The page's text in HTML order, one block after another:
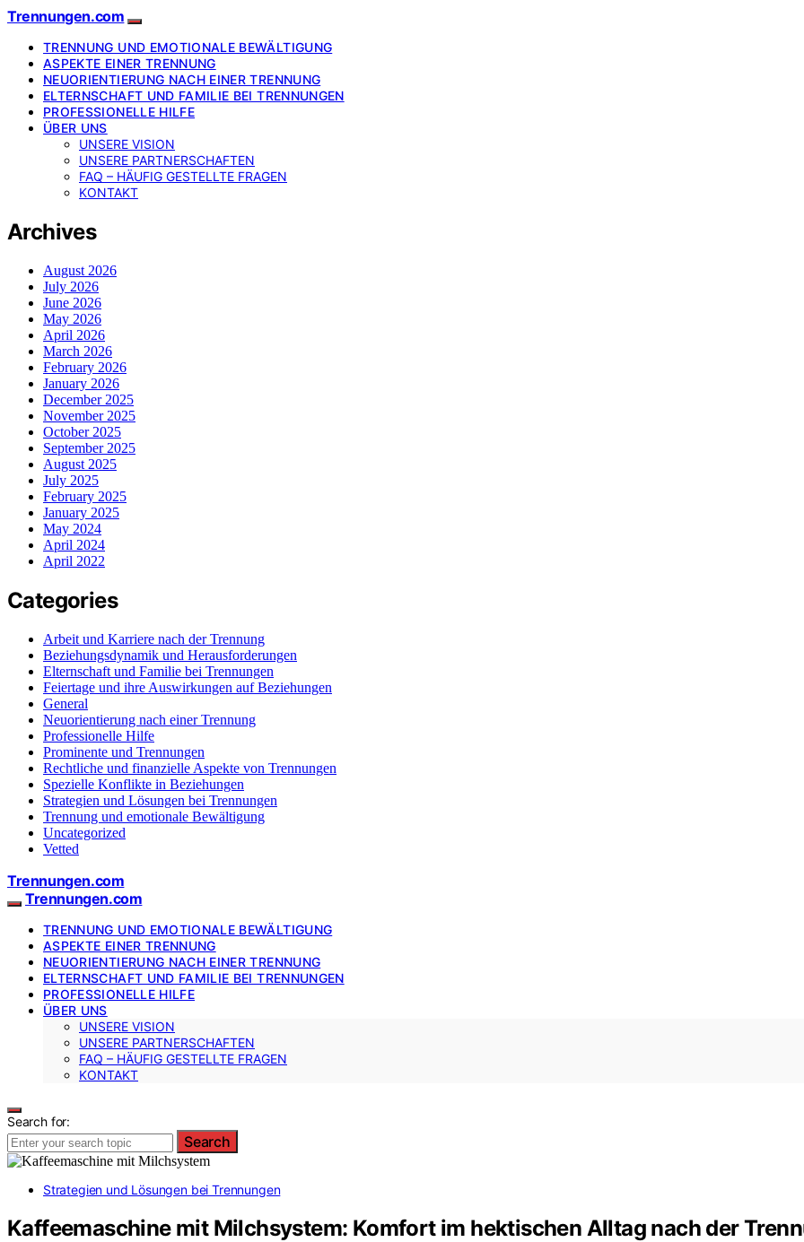
Trennungen.com
TRENNUNG UND EMOTIONALE BEWÄLTIGUNG
ASPEKTE EINER TRENNUNG
NEUORIENTIERUNG NACH EINER TRENNUNG
ELTERNSCHAFT UND FAMILIE BEI TRENNUNGEN
PROFESSIONELLE HILFE
ÜBER UNS
UNSERE VISION
UNSERE PARTNERSCHAFTEN
FAQ – HÄUFIG GESTELLTE FRAGEN
KONTAKT
Archives
August 2026
July 2026
June 2026
May 2026
April 2026
March 2026
February 2026
January 2026
December 2025
November 2025
October 2025
September 2025
August 2025
July 2025
February 2025
January 2025
May 2024
April 2024
April 2022
Categories
Arbeit und Karriere nach der Trennung
Beziehungsdynamik und Herausforderungen
Elternschaft und Familie bei Trennungen
Feiertage und ihre Auswirkungen auf Beziehungen
General
Neuorientierung nach einer Trennung
Professionelle Hilfe
Prominente und Trennungen
Rechtliche und finanzielle Aspekte von Trennungen
Spezielle Konflikte in Beziehungen
Strategien und Lösungen bei Trennungen
Trennung und emotionale Bewältigung
Uncategorized
Vetted
Trennungen.com
Trennungen.com
TRENNUNG UND EMOTIONALE BEWÄLTIGUNG
ASPEKTE EINER TRENNUNG
NEUORIENTIERUNG NACH EINER TRENNUNG
ELTERNSCHAFT UND FAMILIE BEI TRENNUNGEN
PROFESSIONELLE HILFE
ÜBER UNS
UNSERE VISION
UNSERE PARTNERSCHAFTEN
FAQ – HÄUFIG GESTELLTE FRAGEN
KONTAKT
Search for:
Search
Strategien und Lösungen bei Trennungen
Kaffeemaschine mit Milchsystem: Komfort im hektischen Alltag nach der